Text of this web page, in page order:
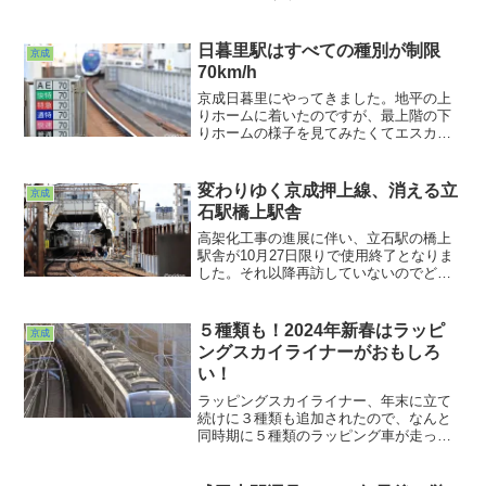
踏切の照明だけでしたが、なんとか側面
マークの判別だけは成し遂げました。雨
でも諦めないでよかった・・・。
京成
日暮里駅はすべての種別が制限
70km/h
京成日暮里にやってきました。地平の上
りホームに着いたのですが、最上階の下
りホームの様子を見てみたくてエスカレ
らも動線が分けられたこの駅。島式１本
しかなかった時代よりはいいんでしょう
けれど・・・
京成
変わりゆく京成押上線、消える立
石駅橋上駅舎
高架化工事の進展に伴い、立石駅の橋上
駅舎が10月27日限りで使用終了となりま
した。それ以降再訪していないのでどう
しょうね。その１週間前に撮った光景で
す。２枚目の写真はもう再撮影不可能な
んでは・・・。さて次回訪問時にはどう
なっているでしょうか・・・？
京成
５種類も！2024年新春はラッピ
ングスカイライナーがおもしろ
い！
ラッピングスカイライナー、年末に立て
続けに３種類も追加されたので、なんと
同時期に５種類のラッピング車が走って